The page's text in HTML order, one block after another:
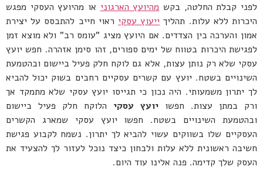
לפני קבלת החלטה, בקש מהיועץ הארגוני או מהיועץ העסקי מפגש
היכרות ללא עלות. תהליך ייעוץ עסקי ראוי חייב להתבסס על יצירת
אמון והערכה בין הצדדים. אם היועץ מציג "עומס רב" ולא מוצא זמן
לפגישת היכרות בטווח של ימים ספורים, זהו סימן אזהרה. חפש יועץ
עסקי שלא רק נותן עצות, אלא גם לוקח חלק פעיל ביישום ובהטמעת
השינויים בשטח. יועץ עם קשרים עסקיים רחבים בשוק יכול להביא
לך יתרון משמעותי. היה נכון כי תגייסו יועץ עסקי שלא מתמקד אך
ורק במתן עצות. חפשויועץ עסקי הלוקח חלק פעיל ביישום
ובהטמעת השינויים בשטח. חפשו יועץ עסקי שמארג הקשרים
העסקיים שלו בשווקים עשוי להביא לך יתרון. נשמח לקבוע פגישת
חשיבה ראשונית ללא עלות ולבחון כיצד נוכל לעזור לך להצעיד את
העסק שלך קדימה. פנה אלינו עוד היום.